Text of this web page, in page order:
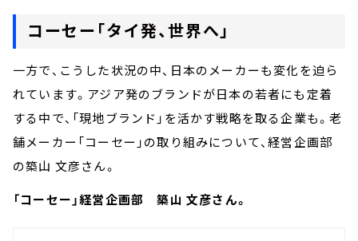
コーセー「タイ発、世界へ」
一方で、こうした状況の中、日本のメーカーも変化を迫ら
れています。アジア発のブランドが日本の若者にも定着
する中で、「現地ブランド」を活かす戦略を取る企業も。老
舗メーカー「コーセー」の取り組みについて、経営企画部
の築山 文彦さん。
「コーセー」経営企画部 築山 文彦さん。